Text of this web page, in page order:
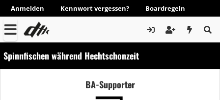
Anmelden Kennwort vergessen? Boardregeln
Spinnfischen während Hechtschonzeit
BA-Supporter